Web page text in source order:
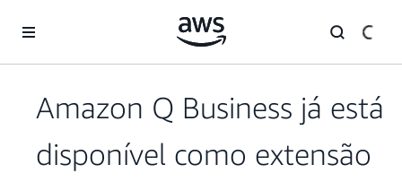
Pular para o conteúdo principal
Amazon Q Business já está
disponível como extensão